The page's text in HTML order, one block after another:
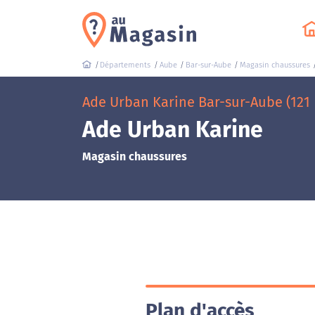
Départements Aube Bar-sur-Aube Magasin chaussures
Ade Urban Karine Bar-sur-Aube
Ade Urban Karine
Magasin chaussures